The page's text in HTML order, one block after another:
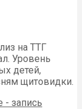
на ТТГ
Уровень
детей,
щитовидки.